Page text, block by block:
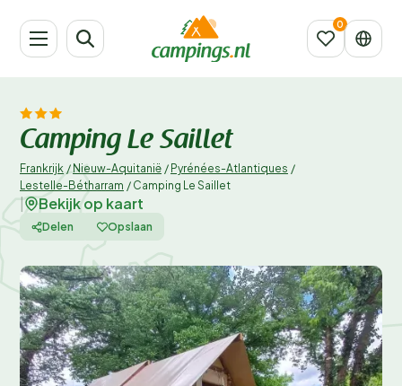
Camping Le Saillet
Frankrijk / Nieuw-Aquitanië / Pyrénées-Atlantiques /
Lestelle-Bétharram / Camping Le Saillet
Bekijk op kaart
Delen Opslaan